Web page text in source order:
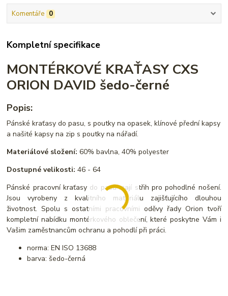
Komentáře 0
Kompletní specifikace
MONTÉRKOVÉ KRAŤASY CXS
ORION DAVID šedo-černé
Popis:
Pánské kraťasy do pasu, s poutky na opasek, klínové přední kapsy
a našité kapsy na zip s poutky na nářadí.
Materiálové složení: 60% bavlna, 40% polyester
Dostupné velikosti:46 - 64
Pánské pracovní kraťasy do pasu mají střih pro pohodlné nošení.
Jsou vyrobeny z kvalitního materiálu zajišťujícího dlouhou
životnost. Spolu s ostatními pracovními oděvy řady Orion tvoří
kompletní nabídku montérkového oblečení, které poskytne Vám i
Vašim zaměstnancům ochranu a pohodlí při práci.
norma: EN ISO 13688
barva: šedo-černá